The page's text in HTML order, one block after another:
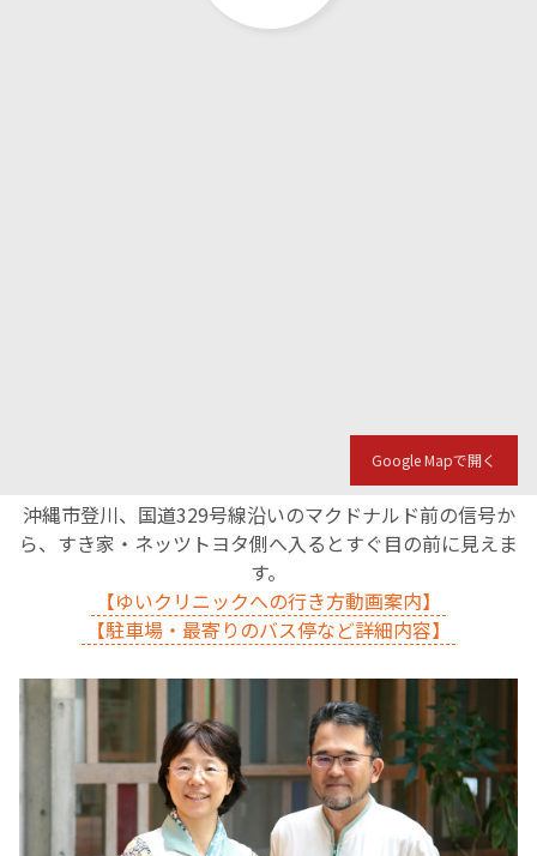
Google Mapで開く
沖縄市登川、国道329号線沿いのマクドナルド前の信号か
ら、すき家・ネッツトヨタ側へ入るとすぐ目の前に見えま
す。
【ゆいクリニックへの行き方動画案内】
【駐車場・最寄りのバス停など詳細内容】